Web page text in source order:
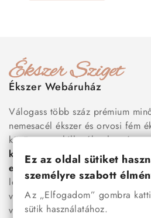
Ékszer Webáruház
Válogass több száz prémium
nemesacél ékszer és orvosi fém
között megtalálhatók a
karkötők
, női nyakláncok ,
esküvői kiegészítőkegyaránt.
legújabb trendeket követő, mégis
választhatsz – legyen szó
viseletről vagy különleges
Ez az oldal sütiket
személyre szabott
Az „Elfogadom” gombra
sütik használatához.